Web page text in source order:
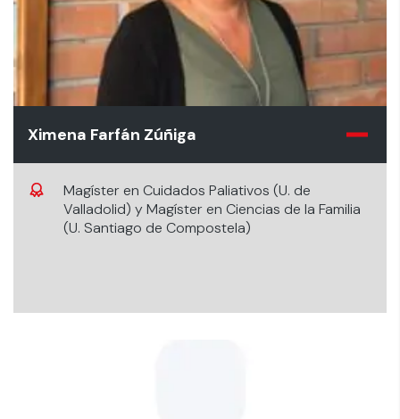
Ximena Farfán Zúñiga
Magíster en Cuidados Paliativos (U. de
Valladolid) y Magíster en Ciencias de la Familia
(U. Santiago de Compostela)